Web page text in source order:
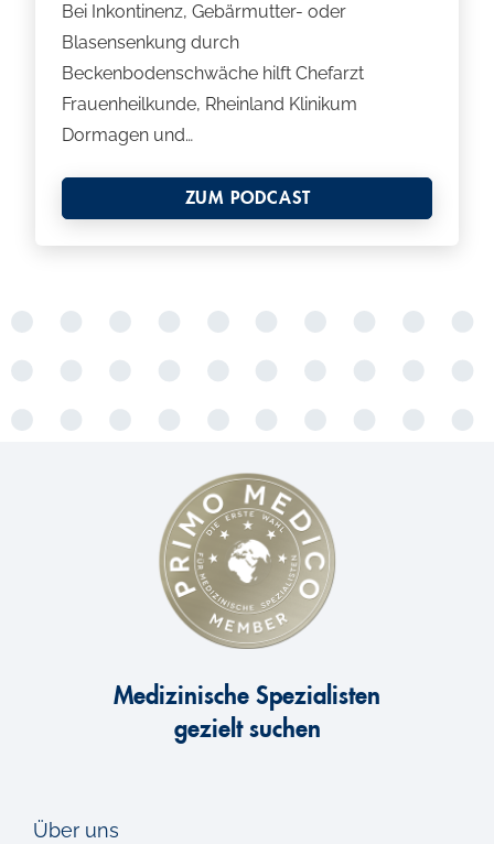
Bei Inkontinenz, Gebärmutter- oder
Blasensenkung durch
Beckenbodenschwäche hilft Chefarzt
Frauenheilkunde, Rheinland Klinikum
Dormagen und…
ZUM PODCAST
Medizinische Spezialisten
gezielt suchen
Über uns